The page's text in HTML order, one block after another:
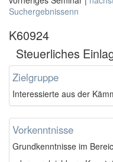
Suchergebnissenn
K60924
Steuerliches
Zielgruppe
Interessierte aus der
Vorkenntnisse
Grundkenntnisse im